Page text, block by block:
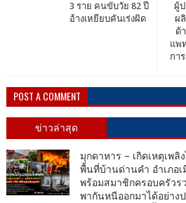
ผู้
ผ
ด้
แพ
กา
3 ราย คนขับวัย 82 ปี
อ้างเหยียบคันเร่งผิด
POST A COMMENT
ข่าวล่าสุด
มุกดาหาร – เกิดเหตุเพ
พื้นที่บ้านด่านคำ อำเภอเ
พร้อมสมาชิกครอบครัวร
พากันหนีออกมาได้อย่าง